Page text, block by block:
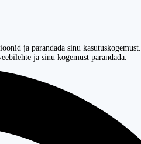
ja parandada sinu kasutuskogemust.
ja sinu kogemust parandada.